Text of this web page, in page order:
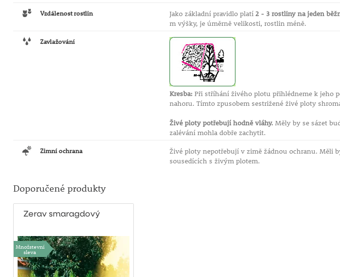
Vzdálenost rostlin Jako základní pravidlo platí 2 - 3 rostliny na jeden
m výšky, je úměrně velikosti, rostlin méně.
Zavlažování
Kresba:Při stříhání živého plotu přihlédneme k jeho
nahoru. Tímto zpusobem sestrižené živé ploty
Živé ploty potřebují hodně vláhy.Měly by se sázet
zalévání mohla dobře zachytit.
Zimní ochrana
Živé ploty nepotřebují v zimě žádnou ochranu. Měli
sousedících s živým plotem.
Doporučené produkty
Zerav smaragdový
Množstevní
sleva